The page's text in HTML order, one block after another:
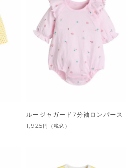
ルージャガード7分袖ロンパース
1,925円 （税込）